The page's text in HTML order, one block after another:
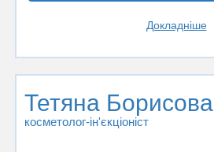
Докладніше
Тетяна Борисова
косметолог-ін'єкціоніст